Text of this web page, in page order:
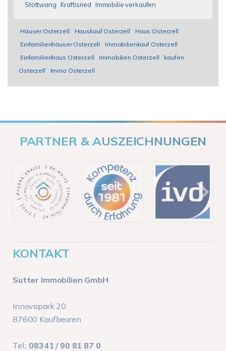
Stöttwang Kraftisried Immobilie verkaufen
Häuser Osterzell Hauskauf Osterzell
Haus Osterzell
Einfamilienhäuser Osterzell
Immobilienkauf Osterzell
Einfamilienhaus Osterzell
Immobilien Osterzell
kaufen
Osterzell
Immo Osterzell
PARTNER & AUSZEICHNUNGEN
KONTAKT
Sutter Immobilien GmbH
Innovapark 20
87600 Kaufbeuren
Tel.: 08341 / 90 81 87 0